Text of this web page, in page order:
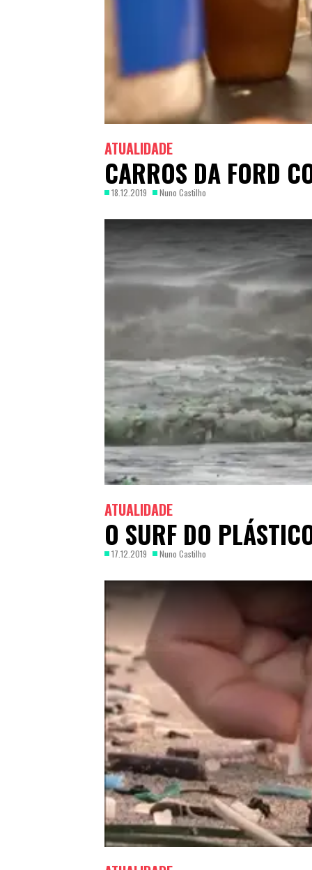
ATUALIDADE
CARROS DA FORD
18.12.2019 Nuno Castilho
ATUALIDADE
O SURF DO
17.12.2019 Nuno Castilho